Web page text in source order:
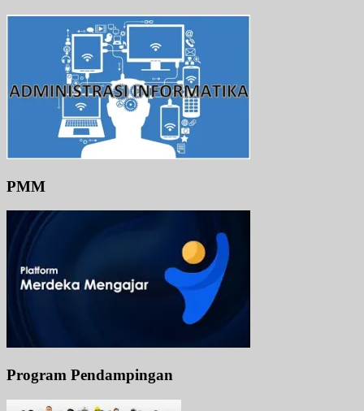
PMM
Program Pendampingan